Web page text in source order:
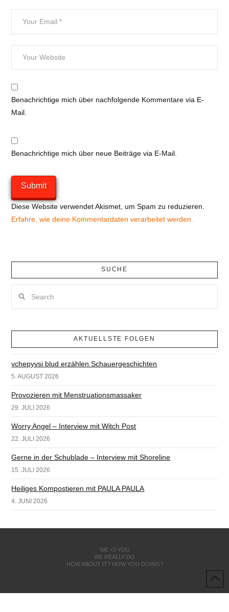
Benachrichtige mich über nachfolgende Kommentare via E-
Mail.
Benachrichtige mich über neue Beiträge via E-Mail.
Diese Website verwendet Akismet, um Spam zu reduzieren.
Erfahre, wie deine Kommentardaten verarbeitet werden.
SUCHE
AKTUELLSTE FOLGEN
vchepyvsi blud erzählen Schauergeschichten
5. AUGUST 2026
Provozieren mit Menstruationsmassaker
29. JULI 2026
Worry Angel – Interview mit Witch Post
22. JULI 2026
Gerne in der Schublade – Interview mit Shoreline
15. JULI 2026
Heiliges Kompostieren mit PAULA PAULA
4. JUNI 2026
WE <3 YOU
WE REALLY DO
HOW ABOUT IT? HOW YOU DOING?